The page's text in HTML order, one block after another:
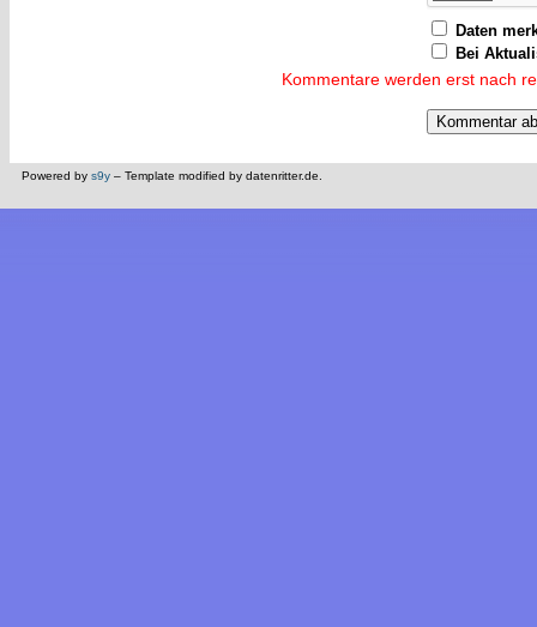
Daten
Bei
Kommentare werden erst nach
Powered by s9y – Template modified by datenritter.de.